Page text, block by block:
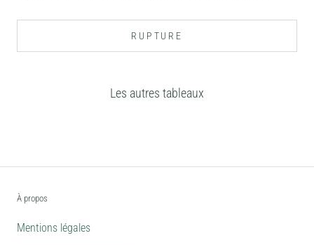
RUPTURE
Les autres tableaux
À propos
Mentions légales